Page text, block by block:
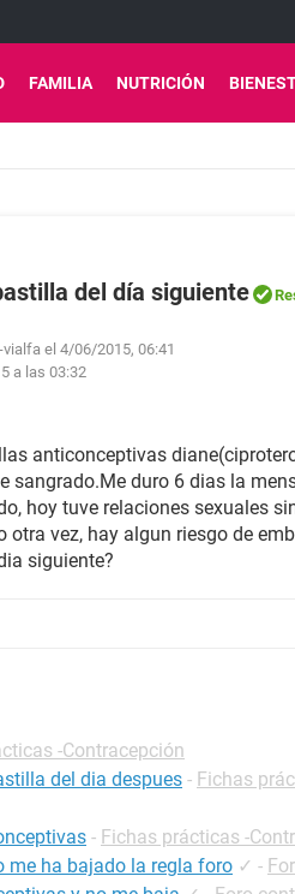
FAMILIA NUTRICIÓN
del día siguiente
el 4/06/2015, 06:41
a las 03:32
anticonceptivas
sangrado.Me duro 6 dias la
hoy tuve relaciones sexuales
otra vez, hay algun riesgo de
siguiente?
-Contracepción
del dia despues - Fichas
- Fichas prácticas -
ha bajado la regla foro ✓ -